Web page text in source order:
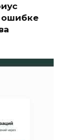
ошибке